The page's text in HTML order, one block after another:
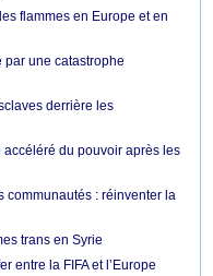
flammes en Europe et en
par une catastrophe
derrière les
accéléré du pouvoir après les
communautés : réinventer la
trans en Syrie
entre la FIFA et l’Europe